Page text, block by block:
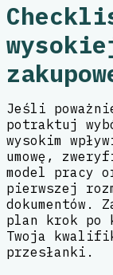
Jeśli
potraktuj
wysokim
umowę,
model pracy
pierwszej
dokumentów.
plan krok po
Twoja
przesłanki.